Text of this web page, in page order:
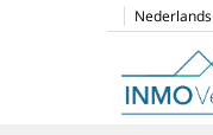
Nederlands